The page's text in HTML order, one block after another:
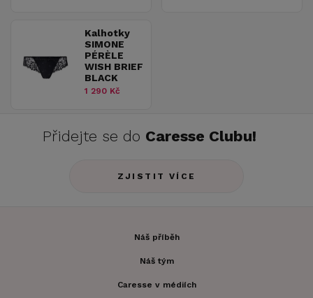
Kalhotky
SIMONE
PÉRÈLE
WISH BRIEF
BLACK
1 290 Kč
Přidejte se do Caresse Clubu!
ZJISTIT VÍCE
Náš příběh
Náš tým
Caresse v médiích